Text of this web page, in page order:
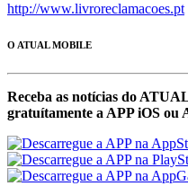
http://www.livroreclamacoes.pt
O ATUAL MOBILE
Receba as notícias do
gratuítamente a APP iOS ou